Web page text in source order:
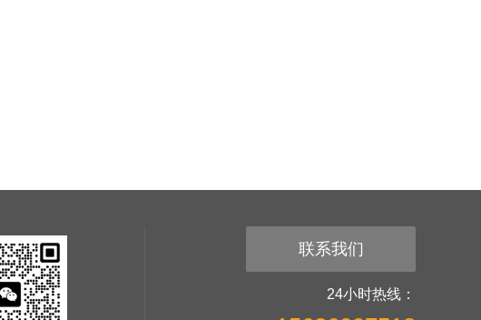
联系我们
24小时热线：